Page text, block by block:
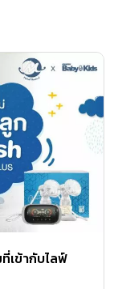
เข้ากับไลฟ์